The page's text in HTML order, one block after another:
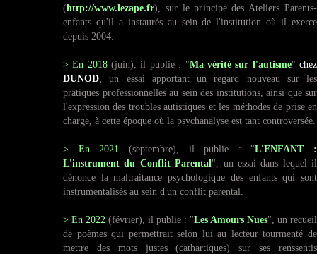
(http://www.lezape.fr), sur le principe des Ateliers Parents-
enfants qu'il a instaurés au sein de l'institution où il exerce
depuis 2004.
> En 2018(juin), il publie : "Ma vérité sur l'autisme" chez
DUNOD, un essai apportant un regard nouveau sur les
pratiques professionnelles au sein des institutions, ainsi que sur
l'expression des troubles autistiques et les méthodes de prise en
charge, à cette époque où la psychanalyse est tant controversée.
> En2021 (septembre), il publie : "L'ENFANT :
L'instrument du Conflit Parental", un essai dans lequel il
dénonce la maltraitance psychologique des enfants qui sont
instrumentalisés au sein d'un conflit parental.
> En 2022 (février), il publie : "Les Amours Nues", un recueil
de poèmes qui permettrait selon lui au lecteur tourmenté de
mettre des mots justes (cathartiques) sur ses renssentis